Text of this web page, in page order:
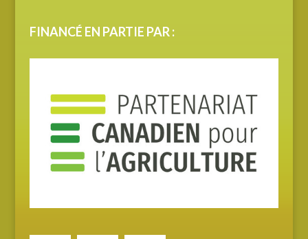
FINANCÉ EN PARTIE PAR :